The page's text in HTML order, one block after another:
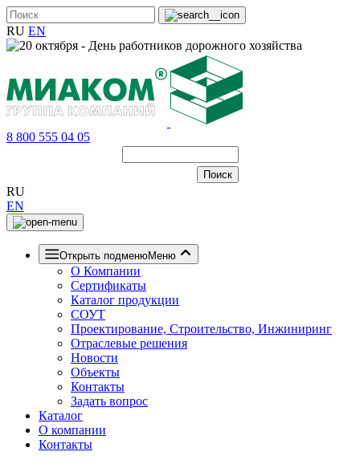
RU EN
8 800 555 04 05
RU
EN
Открыть подменюМеню
О Компании
Сертификаты
Каталог продукции
СОУТ
Проектирование, Строительство, Инжиниринг
Отраслевые решения
Новости
Объекты
Контакты
Задать вопрос
Каталог
О компании
Контакты